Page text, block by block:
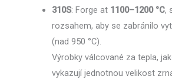
310S: Forge at 1100–1200 °C,
rozsahem, aby se zabránilo
(nad 950 °C).
Výrobky válcované za tepla,
vykazují jednotnou velikost